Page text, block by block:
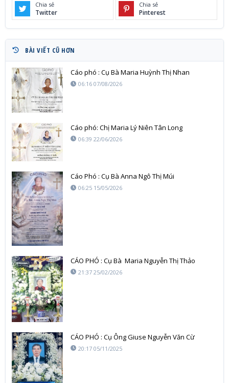
Chia sẻ
Twitter
Chia sẻ
Pinterest
BÀI VIẾT CŨ HƠN
Cáo phó : Cụ Bà Maria Huỳnh Thị Nhan
06:16 07/08/2026
Cáo phó: Chị Maria Lý Niên Tân Long
06:39 22/06/2026
Cáo Phó : Cụ Bà Anna Ngô Thị Múi
06:25 15/05/2026
CÁO PHÓ : Cụ Bà Maria Nguyễn Thị Thảo
21:37 25/02/2026
CÁO PHÓ : Cụ Ông Giuse Nguyễn Văn Cừ
20:17 05/11/2025